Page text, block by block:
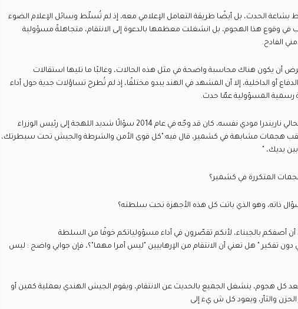
بشاعة الحدث، بل أيضًا طريقة التعامل الإعلامي معه، إذ لم تُسلّط وسائل الإعلام الضوء
في وقوع هذا الهجوم، بل انشغلت معظمها بالدعوة إلى الانتقام، متجاهلةً مسؤولية
الفادح.
أن يكون هناك محاسبة واضحة في مثل هذه الحالات، وغالبًا ما تليها استقالات
أو الداخلية، إلا أن المشهد في الهند يبدو مختلفًا، إذ لم تُطرح تساؤلات جدية حول أداء
رسمية المسؤولية عمّا حدث.
والمفارقة أن رئيس الوزراء الحالي ناريندرا مودي نفسه، كان قد وجّه في عام 2014 سؤالًا شديد اللهجة إلى رئيس الوزراء
هجمات مشابهة في كشمير، قال فيه:"كل قوى الأمن والشرطة والجيش تحت سيطرتك،
يديك، "
المتكررة في كشمير؟
ذاته، وهو الذي باتت كل هذه الأجهزة تحت سلطته؟
أن أصفكم بالجبناء، لأنكم تقصّرون في أداء مسؤولياتكم خوفًا من السلطة
دون تفكير " هل تعني أن الانتقام من الإرهابيين "ليس أمرا مهما"؟، فإن جوابي واضح : ليس
كل هجوم، ينشغل الجميع بالحديث عن الانتقام، ويقوم الجيش الهندي بعملية كمين أو
والثأر، ويعود كل ش يء إلى